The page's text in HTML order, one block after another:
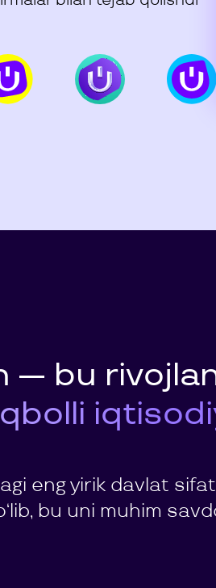
— bu
eng yirik davlat
bu uni muhim